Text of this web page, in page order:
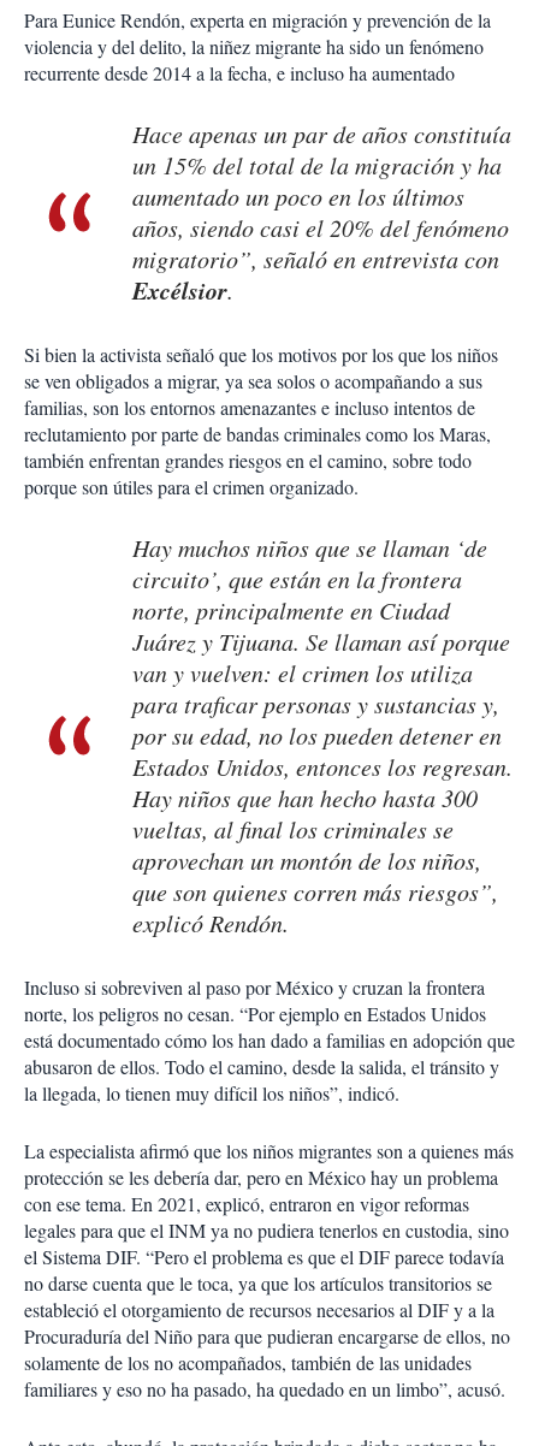
Para Eunice Rendón, experta en migración y prevención de la
violencia y del delito, la niñez migrante ha sido un fenómeno
recurrente desde 2014 a la fecha, e incluso ha aumentado
Hace apenas un par de años constituía
un 15% del total de la migración y ha
aumentado un poco en los últimos
años, siendo casi el 20% del fenómeno
migratorio”, señaló en entrevista con
Excélsior.
Si bien la activista señaló que los motivos por los que los niños
se ven obligados a migrar, ya sea solos o acompañando a sus
familias, son los entornos amenazantes e incluso intentos de
reclutamiento por parte de bandas criminales como los Maras,
también enfrentan grandes riesgos en el camino, sobre todo
porque son útiles para el crimen organizado.
Hay muchos niños que se llaman ‘de
circuito’, que están en la frontera
norte, principalmente en Ciudad
Juárez y Tijuana. Se llaman así porque
van y vuelven: el crimen los utiliza
para traficar personas y sustancias y,
por su edad, no los pueden detener en
Estados Unidos, entonces los regresan.
Hay niños que han hecho hasta 300
vueltas, al final los criminales se
aprovechan un montón de los niños,
que son quienes corren más riesgos”,
explicó Rendón.
Incluso si sobreviven al paso por México y cruzan la frontera
norte, los peligros no cesan. “Por ejemplo en Estados Unidos
está documentado cómo los han dado a familias en adopción que
abusaron de ellos. Todo el camino, desde la salida, el tránsito y
la llegada, lo tienen muy difícil los niños”, indicó.
La especialista afirmó que los niños migrantes son a quienes más
protección se les debería dar, pero en México hay un problema
con ese tema. En 2021, explicó, entraron en vigor reformas
legales para que el INM ya no pudiera tenerlos en custodia, sino
el Sistema DIF. “Pero el problema es que el DIF parece todavía
no darse cuenta que le toca, ya que los artículos transitorios se
estableció el otorgamiento de recursos necesarios al DIF y a la
Procuraduría del Niño para que pudieran encargarse de ellos, no
solamente de los no acompañados, también de las unidades
familiares y eso no ha pasado, ha quedado en un limbo”, acusó.